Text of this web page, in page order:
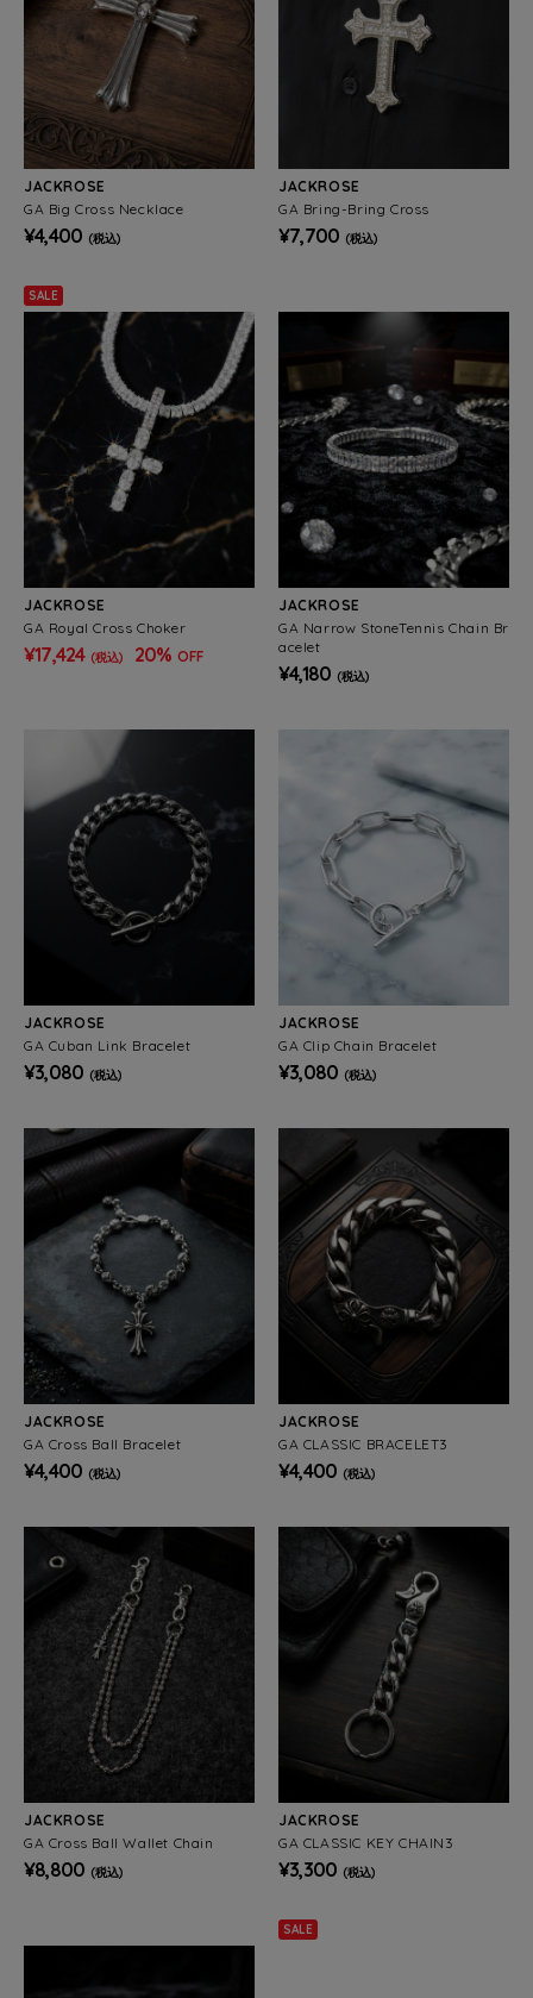
JACKROSE
GA Big Cross Necklace
¥4,400 (税込)
JACKROSE
GA Bring-Bring Cross
¥7,700 (税込)
SALE
JACKROSE
GA Royal Cross Choker
¥17,424 (税込) 20% OFF
JACKROSE
GA Narrow StoneTennis Chain Br
acelet
¥4,180 (税込)
JACKROSE
GA Cuban Link Bracelet
¥3,080 (税込)
JACKROSE
GA Clip Chain Bracelet
¥3,080 (税込)
JACKROSE
GA Cross Ball Bracelet
¥4,400 (税込)
JACKROSE
GA CLASSIC BRACELET3
¥4,400 (税込)
JACKROSE
GA Cross Ball Wallet Chain
¥8,800 (税込)
JACKROSE
GA CLASSIC KEY CHAIN3
¥3,300 (税込)
SALE